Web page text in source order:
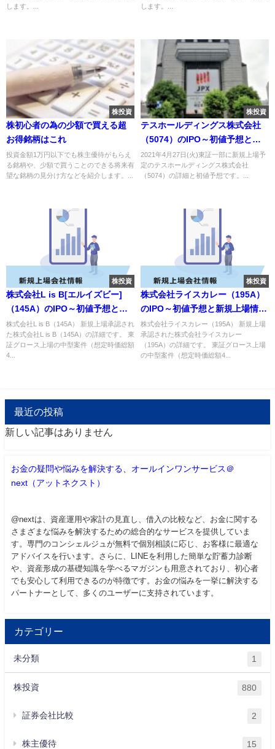
します。...
します。...
株投資
株初心者の為の少額で買える超
お得銘柄はこれ
投資金額1万円以下でも株主優待がもらえ
る銘柄や、少額で買うことのできる将来有
望な銘柄の見分け方などを紹介します。...
株投資
テスホールディングス株式会社
（5074）のIPO～初値予想と新
規上場情報～
2021年4月27日(火)東証一部に新規上場予
定のテスホールディングス株式会社
（5074）の詳細と初値予想です。...
株投資
株式会社L is B[エルイズビー]
（145A）のIPO～初値予想と新
規上場情報～
株式会社L is B（145A） 新規上場承認され
た株式会社L is B（145A）の詳細です。 東
証グロース上場の中型案件（想定時価総額
4...
株投資
株式会社ライスカレー（195A）
のIPO～初値予想と新規上場情報
～
株式会社ライスカレー（195A） 新規上場
承認された株式会社ライスカレー
（195A）の詳細です。 東証グロース上場
の中型案件（想定時価総額4...
最近の投稿
新しい記事はありません
お金の疑問や悩みを解決する、オールインワンサービス＠
next（アットネクスト）
@nextは、資産運用や家計の見直し、借入の比較など、お金に関する
さまざまな悩みを解決するための総合的なサービスを提供していま
す。専門のコンシェルジュが無料で個別相談に応じ、お客様に最適な
アドバイスを行います。さらに、LINEを利用した簡単な貯蓄力診断
や、資産形成の基礎知識を学べるマガジンも用意されており、初心者
でも安心して利用できるのが特徴です。お金の悩みを一挙に解決する
パートナーとして、多くのユーザーに支持されています。
カテゴリー
未分類 1
株投資 880
証券会社比較 2
株主優待 15